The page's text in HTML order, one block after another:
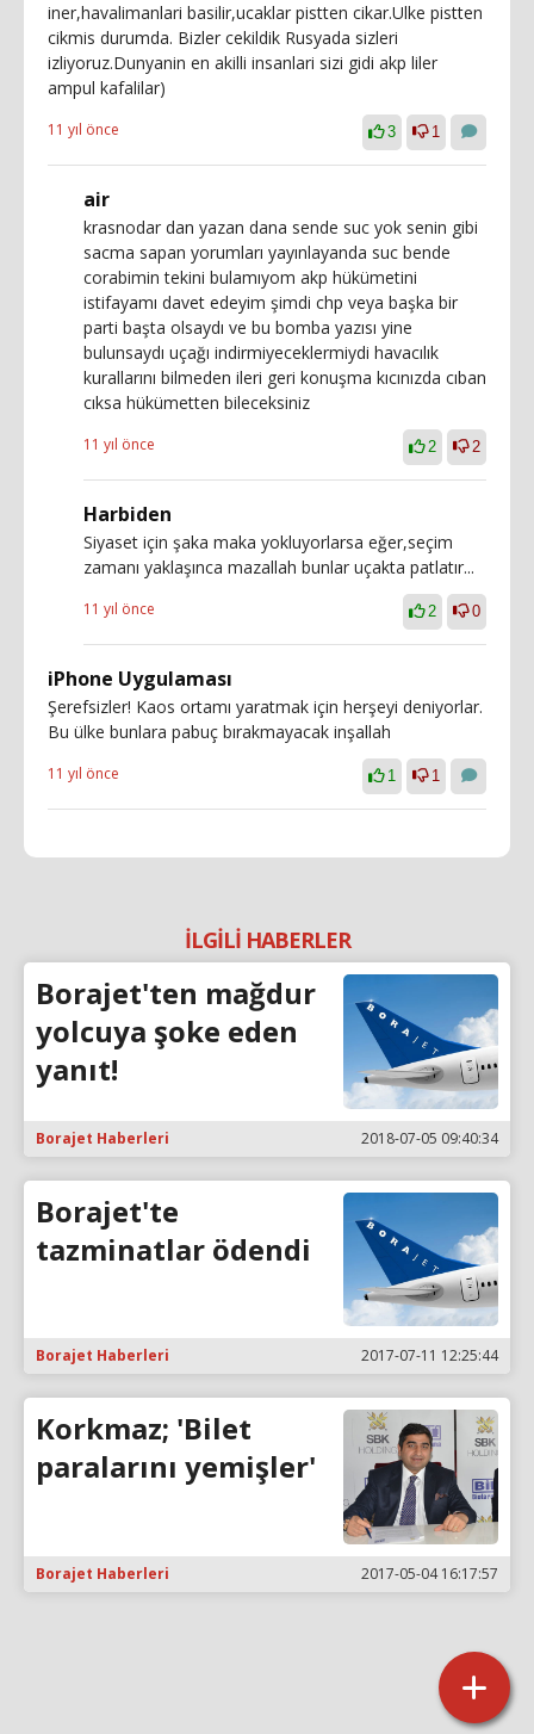
iner,havalimanlari basilir,ucaklar pistten cikar.Ulke pistten
cikmis durumda. Bizler cekildik Rusyada sizleri
izliyoruz.Dunyanin en akilli insanlari sizi gidi akp liler
ampul kafalilar)
11 yıl önce 3 1
air
krasnodar dan yazan dana sende suc yok senin gibi
sacma sapan yorumları yayınlayanda suc bende
corabimin tekini bulamıyom akp hükümetini
istifayamı davet edeyim şimdi chp veya başka bir
parti başta olsaydı ve bu bomba yazısı yine
bulunsaydı uçağı indirmiyeceklermiydi havacılık
kurallarını bilmeden ileri geri konuşma kıcınızda cıban
cıksa hükümetten bileceksiniz
11 yıl önce 2 2
Harbiden
Siyaset için şaka maka yokluyorlarsa eğer,seçim
zamanı yaklaşınca mazallah bunlar uçakta patlatır...
11 yıl önce 2 0
iPhone Uygulaması
Şerefsizler! Kaos ortamı yaratmak için herşeyi deniyorlar.
Bu ülke bunlara pabuç bırakmayacak inşallah
11 yıl önce 1 1
İLGİLİ HABERLER
Borajet'ten mağdur
yolcuya şoke eden
yanıt!
Borajet Haberleri 2018-07-05 09:40:34
Borajet'te
tazminatlar ödendi
Borajet Haberleri 2017-07-11 12:25:44
Korkmaz; 'Bilet
paralarını yemişler'
Borajet Haberleri 2017-05-04 16:17:57